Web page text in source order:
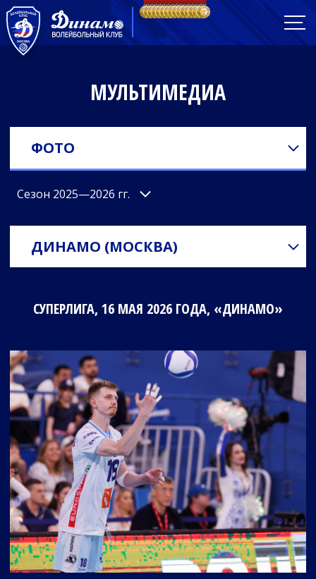
МУЛЬТИМЕДИА
ФОТО
Сезон 2025—2026 гг.
ДИНАМО (МОСКВА)
СУПЕРЛИГА, 16 МАЯ 2026 ГОДА, «ДИНАМО»
(МОСКВА) - «ЛОКОМОТИВ» (НОВОСИБИРСК)